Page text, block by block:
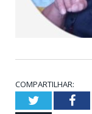
COMPARTILHAR:
Twitter